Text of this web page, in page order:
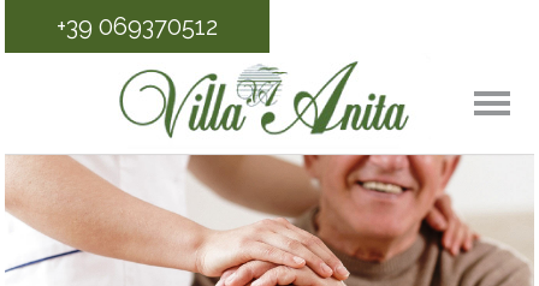
+39 069370512